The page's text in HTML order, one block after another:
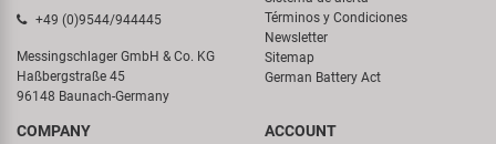
+49 (0)9544/944445
Messingschlager GmbH & Co. KG
Haßbergstraße 45
96148 Baunach-Germany
Términos y Condiciones
Newsletter
Sitemap
German Battery Act
COMPANY ACCOUNT